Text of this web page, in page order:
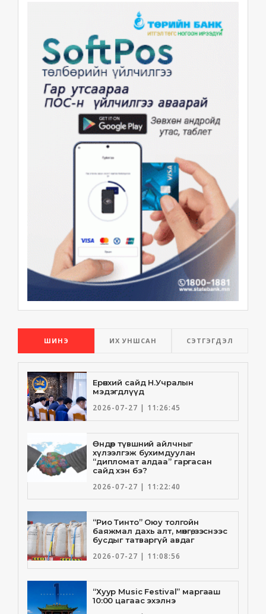
ШИНЭ ИХ УНШСАН СЭТГЭГДЭЛ
Ерөнхий сайд Н.Учралын
мэдэгдлүүд
2026-07-27 | 11:26:45
Өндөр түвшний айлчныг
хүлээлгэж бухимдуулан
“дипломат алдаа” гаргасан
сайд хэн бэ?
2026-07-27 | 11:22:40
“Рио Тинто” Оюу толгойн
баяжмал дахь алт, мөнгө, зэснээс
бусдыг татваргүй авдаг
2026-07-27 | 11:08:56
“Хуур Music Festival” маргааш
10:00 цагаас эхэлнэ